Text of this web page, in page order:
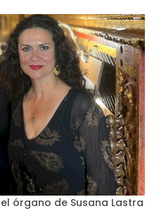
órgano de Susana Lastra